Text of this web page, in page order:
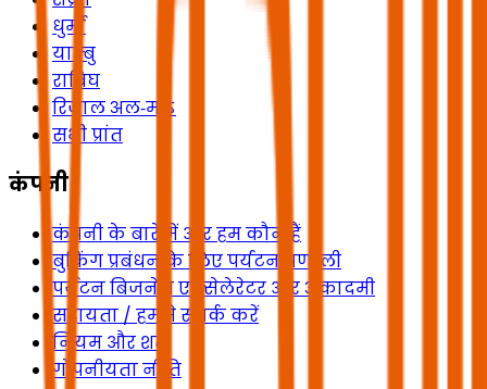
धुर्मा
यान्बु
राबिघ
रिजाल अल‑माऽ
सभी प्रांत
कंपनी
कंपनी के बारे में और हम कौन हैं
बुकिंग प्रबंधन के लिए पर्यटन प्रणाली
पर्यटन बिजनेस एक्सेलेरेटर और अकादमी
सहायता / हमसे संपर्क करें
नियम और शर्तें
गोपनीयता नीति